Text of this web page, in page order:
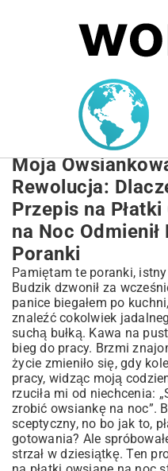
MARIUSZ ŁAMAGA 27.09.2025
Przepis na Płatki
na Noc – Zdrowe i
Szybkie Śniadanie
Moja
Rewolucja:
Przepis na Płatki
na Noc Odmienił
Poranki
Pamiętam te poranki,
Budzik dzwonił za
panice biegałem po
znaleźć cokolwiek
suchą bułką. Kawa na
bieg do pracy. Brzmi
życie zmieniło się, gdy
pracy, widząc moją
rzuciła mi od niechcenia:
zrobić owsiankę na noc”.
sceptyczny, no bo jak to,
gotowania? Ale
strzał w dziesiątkę. Ten